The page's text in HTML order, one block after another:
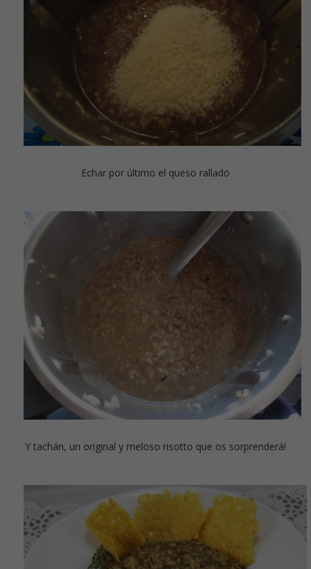
Echar por último el queso rallado
Y tachán, un original y meloso risotto que os sorprenderá!